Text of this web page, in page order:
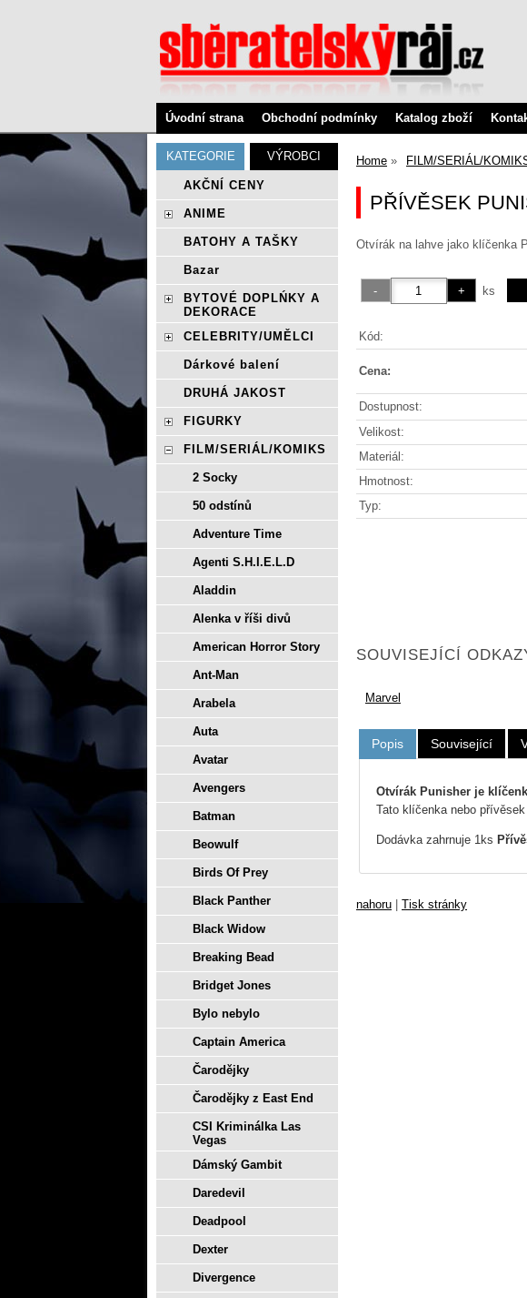
Úvodní strana Obchodní podmínky Katalog zboží
Home FILM/SERIÁL/
PŘÍVĚSEK
Otvírák na lahve jako klíčenka
ks
Kód:
Cena:
Dostupnost:
Velikost:
Materiál:
Hmotnost:
Typ:
SOUVISEJÍCÍ
Marvel
Popis Související
Otvírák Punisher je
Tato klíčenka nebo
Dodávka zahrnuje 1ks
nahoru Tisk stránky
KATEGORIE VÝROBCI
AKČNÍ CENY
ANIME
BATOHY A TAŠKY
Bazar
BYTOVÉ DOPLŃKY A
DEKORACE
CELEBRITY/UMĚLCI
Dárkové balení
DRUHÁ JAKOST
FIGURKY
FILM/SERIÁL/KOMIKS
2 Socky
50 odstínů
Adventure Time
Agenti S.H.I.E.L.D
Aladdin
Alenka v říši divů
American Horror Story
Ant-Man
Arabela
Auta
Avatar
Avengers
Batman
Beowulf
Birds Of Prey
Black Panther
Black Widow
Breaking Bead
Bridget Jones
Bylo nebylo
Captain America
Čarodějky
Čarodějky z East End
CSI Kriminálka Las
Vegas
Dámský Gambit
Daredevil
Deadpool
Dexter
Divergence